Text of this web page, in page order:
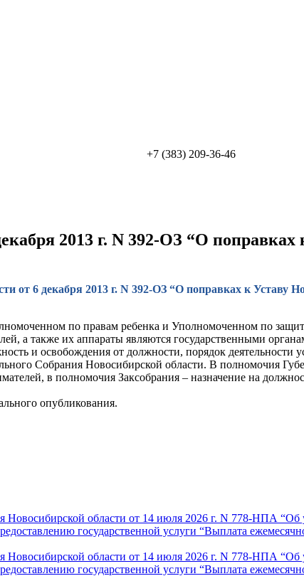
+7 (383) 209-36-46
2013 г. N 392-ОЗ “О
от 6 декабря 2013 г. N 392-ОЗ “О поправках к Уставу
по правам ребенка и Уполномоченном по
а также их аппараты являются государственными
и освобождения от должности, порядок деятельности
Собрания Новосибирской области. В полномочия
в полномочия Заксобрания – назначение на
опубликования.
Новосибирской области от 14 июля 2026 г. N 778-НПА
государственной услуги “Выплата
Новосибирской области от 14 июля 2026 г. N 778-НПА
государственной услуги “Выплата